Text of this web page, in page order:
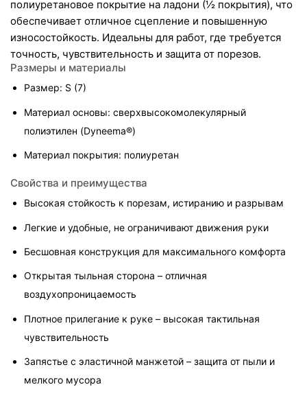
полиуретановое покрытие на ладони (½ покрытия), что
обеспечивает отличное сцепление и повышенную
износостойкость. Идеальны для работ, где требуется
точность, чувствительность и защита от порезов.
Размеры и материалы
Размер: S (7)
Материал основы: сверхвысокомолекулярный
полиэтилен (Dyneema®)
Материал покрытия: полиуретан
Свойства и преимущества
Высокая стойкость к порезам, истиранию и разрывам
Легкие и удобные, не ограничивают движения руки
Бесшовная конструкция для максимального комфорта
Открытая тыльная сторона – отличная
воздухопроницаемость
Плотное прилегание к руке – высокая тактильная
чувствительность
Запястье с эластичной манжетой – защита от пыли и
мелкого мусора